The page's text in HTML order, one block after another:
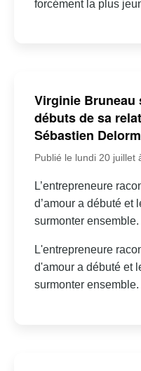
forcément la plus
Virginie Bruneau
débuts de sa
Sébastien
Publié le lundi 20 juillet
L’entrepreneure
d’amour a débuté et
surmonter ensemble.
L'entrepreneure
d'amour a débuté et
surmonter ensemble.